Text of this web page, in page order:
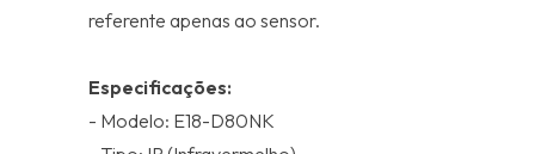
referente apenas ao sensor.
Especificações:
- Modelo: E18-D80NK